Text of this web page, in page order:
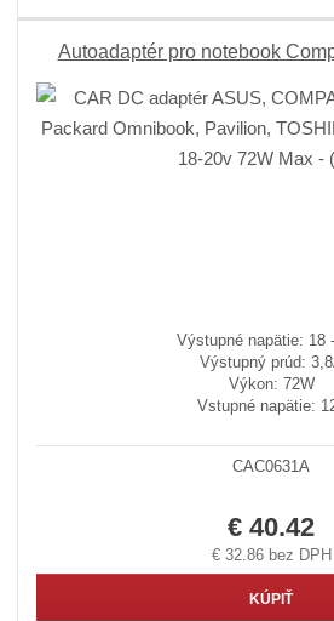
Autoadaptér pro notebook
Výstupné napätie: 18
Výstupný prúd:
Výkon: 72W
Vstupné napätie:
CAC0631A
€ 40.42
€ 32.86 bez DPH
KÚPIŤ